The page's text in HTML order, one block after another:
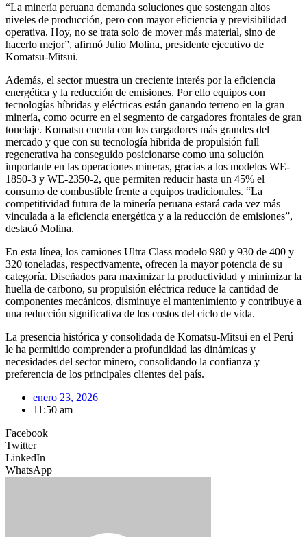
“La minería peruana demanda soluciones que sostengan altos
niveles de producción, pero con mayor eficiencia y previsibilidad
operativa. Hoy, no se trata solo de mover más material, sino de
hacerlo mejor”, afirmó Julio Molina, presidente ejecutivo de
Komatsu-Mitsui.
Además, el sector muestra un creciente interés por la eficiencia
energética y la reducción de emisiones. Por ello equipos con
tecnologías híbridas y eléctricas están ganando terreno en la gran
minería, como ocurre en el segmento de cargadores frontales de gran
tonelaje. Komatsu cuenta con los cargadores más grandes del
mercado y que con su tecnología hibrida de propulsión full
regenerativa ha conseguido posicionarse como una solución
importante en las operaciones mineras, gracias a los modelos WE-
1850-3 y WE-2350-2, que permiten reducir hasta un 45% el
consumo de combustible frente a equipos tradicionales. “La
competitividad futura de la minería peruana estará cada vez más
vinculada a la eficiencia energética y a la reducción de emisiones”,
destacó Molina.
En esta línea, los camiones Ultra Class modelo 980 y 930 de 400 y
320 toneladas, respectivamente, ofrecen la mayor potencia de su
categoría. Diseñados para maximizar la productividad y minimizar la
huella de carbono, su propulsión eléctrica reduce la cantidad de
componentes mecánicos, disminuye el mantenimiento y contribuye a
una reducción significativa de los costos del ciclo de vida.
La presencia histórica y consolidada de Komatsu-Mitsui en el Perú
le ha permitido comprender a profundidad las dinámicas y
necesidades del sector minero, consolidando la confianza y
preferencia de los principales clientes del país.
enero 23, 2026
11:50 am
Facebook
Twitter
LinkedIn
WhatsApp